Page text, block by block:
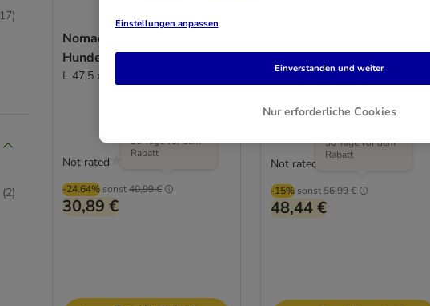
17)
(2)
Nomad Tales Autositz für
Hunde, ebony
L 47,5 x B 38 x H 27,5 cm
-24.64% sonst40,99 €
30 Tage vor dem
Rabatt
30,89 €
Not rated
-15% sonst56,99 €
Der niedrigste
30 Tage vor dem
Rabatt
48,44 €
Not rated
Einstellungen anpassen
Nur erforderliche Cookies
Einverstanden und weiter